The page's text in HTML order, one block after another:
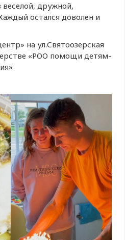
дружной,
остался доволен и
на ул.Святоозерская
«РОО помощи детям-